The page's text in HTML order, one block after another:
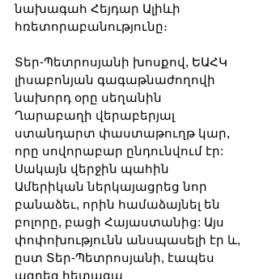
նախագահ Հեյդար Ալիևի
հռետորաբանությունը։
Տեր-Պետրոսյանի խոսքով, ԵԱՀԿ
լիսաբոնյան գագաթնաժողովի
նախորդ օրը սեղանին
Ղարաբաղի վերաբերյալ
ստանդարտ փաստաթուղթ կար,
որը սովորաբար ընդունվում էր:
Սակայն վերջին պահին
Ամերիկան ​​ներկայացրեց նոր
բանաձեւ, որին համաձայնել են
բոլորը, բացի Հայաստանից: Այս
փոփոխությունն անսպասելի էր և,
ըստ Տեր-Պետրոսյանի, էապես
ազդեց հետագա